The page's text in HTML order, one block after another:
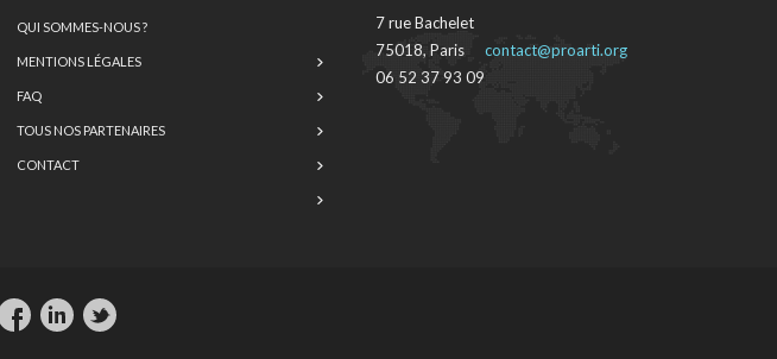
QUI SOMMES-NOUS ?
MENTIONS LÉGALES
FAQ
TOUS NOS PARTENAIRES
CONTACT
7 rue Bachelet
75018, Paris
06 52 37 93 09
contact@proarti.org